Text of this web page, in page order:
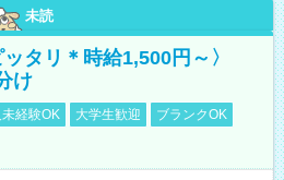
未読
タリ＊時給1,500円～〉
け
経験OK 大学生歓迎
ブランクOK